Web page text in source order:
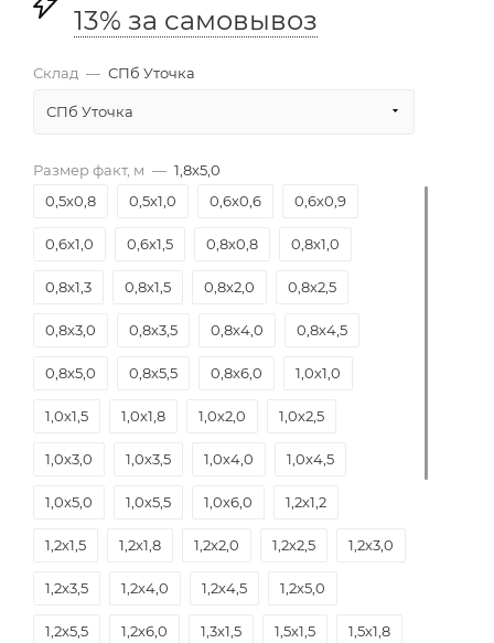
13% за самовывоз
Склад — СПб Уточка
СПб Уточка
Размер факт, м — 1,8х5,0
0,5х0,8
0,5х1,0 0,6х0,6 0,6х0,9
0,6х1,0 0,6х1,5 0,8х0,8 0,8х1,0
0,8х1,3 0,8х1,5 0,8х2,0 0,8х2,5
0,8х3,0 0,8х3,5 0,8х4,0 0,8х4,5
0,8х5,0 0,8х5,5 0,8х6,0 1,0х1,0
1,0х1,5 1,0х1,8 1,0х2,0 1,0х2,5
1,0х3,0 1,0х3,5 1,0х4,0 1,0х4,5
1,0х5,0 1,0х5,5 1,0х6,0 1,2х1,2
1,2х1,5 1,2х1,8 1,2х2,0 1,2х2,5 1,2х3,0
1,2х3,5 1,2х4,0 1,2х4,5 1,2х5,0
1,2х5,5 1,2х6,0 1,3х1,5 1,5х1,5 1,5х1,8